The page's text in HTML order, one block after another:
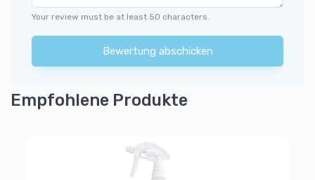
Your review must be at least 50 characters.
Bewertung abschicken
Empfohlene Produkte